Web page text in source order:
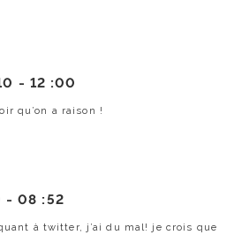
- 12 :00
qu’on a raison !
-08 :52
à twitter, j’ai du mal! je crois que